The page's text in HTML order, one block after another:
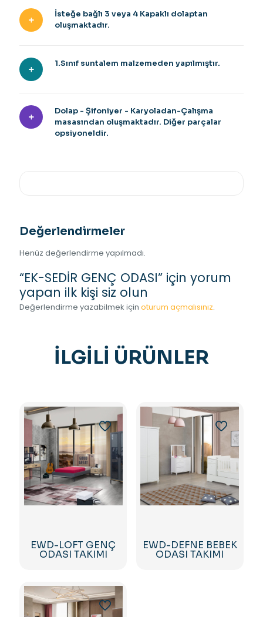
İsteğe bağlı 3 veya 4 Kapaklı dolaptan
oluşmaktadır.
1.Sınıf suntalem malzemeden yapılmıştır.
Dolap - Şifoniyer - Karyoladan-Çalışma
masasından oluşmaktadır. Diğer parçalar
opsiyoneldir.
Değerlendirmeler
Henüz değerlendirme yapılmadı.
“EK-SEDİR GENÇ ODASI” için yorum
yapan ilk kişi siz olun
Değerlendirme yazabilmek için oturum açmalısınız.
İLGILI ÜRÜNLER
EWD-LOFT GENÇ
ODASI TAKIMI
EWD-DEFNE BEBEK
ODASI TAKIMI